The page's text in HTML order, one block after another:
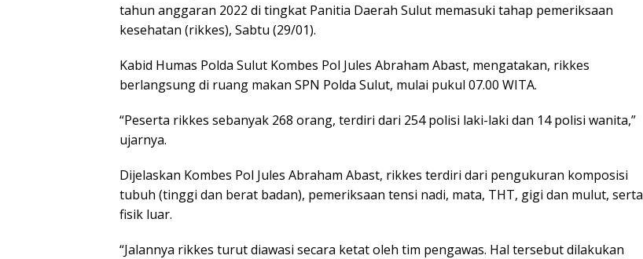
tahun anggaran 2022 di tingkat Panitia Daerah Sulut memasuki tahap pemeriksaan
kesehatan (rikkes), Sabtu (29/01).
Kabid Humas Polda Sulut Kombes Pol Jules Abraham Abast, mengatakan, rikkes
berlangsung di ruang makan SPN Polda Sulut, mulai pukul 07.00 WITA.
“Peserta rikkes sebanyak 268 orang, terdiri dari 254 polisi laki-laki dan 14 polisi wanita,”
ujarnya.
Dijelaskan Kombes Pol Jules Abraham Abast, rikkes terdiri dari pengukuran komposisi
tubuh (tinggi dan berat badan), pemeriksaan tensi nadi, mata, THT, gigi dan mulut, serta
fisik luar.
“Jalannya rikkes turut diawasi secara ketat oleh tim pengawas. Hal tersebut dilakukan